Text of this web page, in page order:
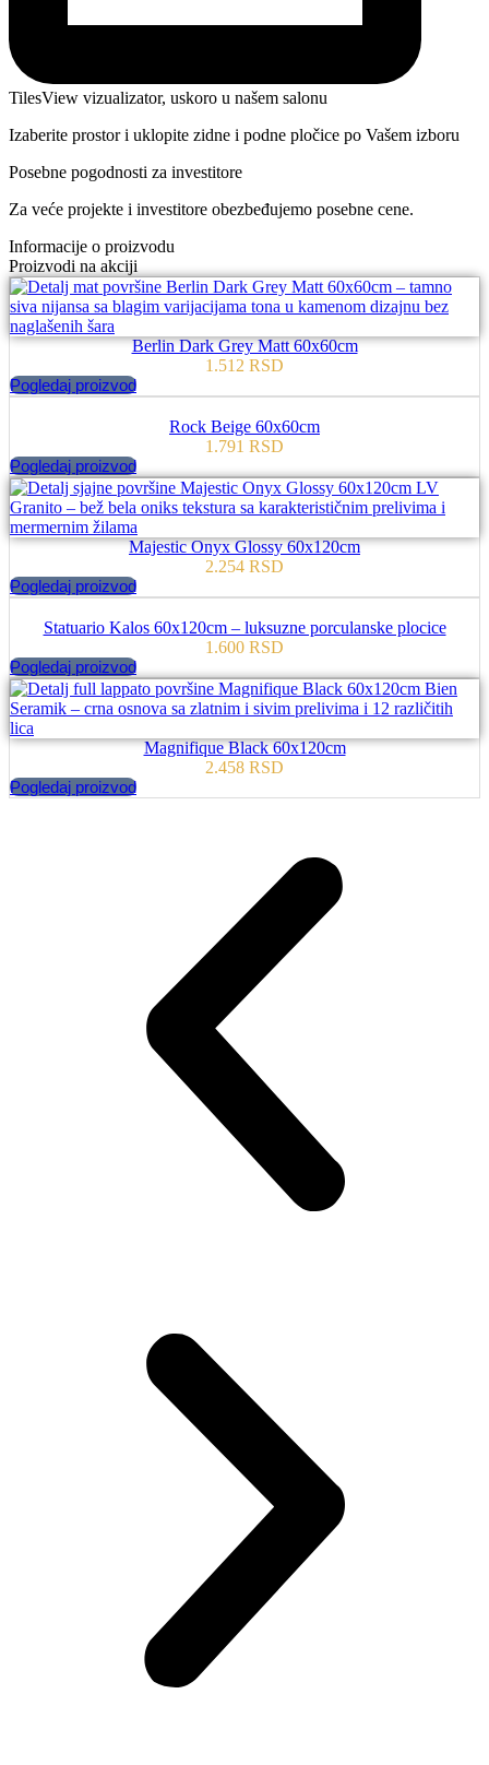
TilesView vizualizator, uskoro u našem salonu
Izaberite prostor i uklopite zidne i podne pločice po Vašem izboru
Posebne pogodnosti za investitore
Za veće projekte i investitore obezbeđujemo posebne cene.
Informacije o proizvodu
Proizvodi na akciji
Berlin Dark Grey Matt 60x60cm
1.512 RSD
Pogledaj proizvod
Rock Beige 60x60cm
1.791 RSD
Pogledaj proizvod
Majestic Onyx Glossy 60x120cm
2.254 RSD
Pogledaj proizvod
Statuario Kalos 60x120cm – luksuzne porculanske plocice
1.600 RSD
Pogledaj proizvod
Magnifique Black 60x120cm
2.458 RSD
Pogledaj proizvod